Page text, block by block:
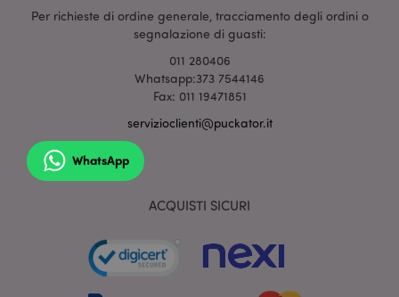
Per richieste di ordine generale, tracciamento degli ordini o
segnalazione di guasti:
011 280406
Whatsapp:373 7544146
Fax: 011 19471851
servizioclienti@puckator.it
WhatsApp
ACQUISTI SICURI
mage-cache-sessid
section_data_ids
www.puckator.it